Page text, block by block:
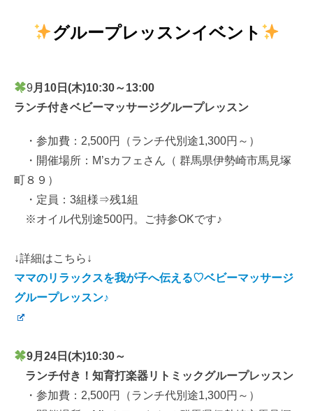
グループレッスンイベント
9 月10日(木)10:30～13:00
ランチ付きベビーマッサージグループレッスン
・参加費：2,500円（ランチ代別途1,300円～）
・開催場所：M’sカフェさん（ 群馬県伊勢崎市馬見塚
町８９）
・定員：3組様⇒残1組
※オイル代別途500円。ご持参OKです♪
↓詳細はこちら↓
ママのリラックスを我が子へ伝える♡ベビーマッサージ
グループレッスン♪
9月24日(木)10:30～
ランチ付き！知育打楽器リトミックグループレッスン
・参加費：2,500円（ランチ代別途1,300円～）